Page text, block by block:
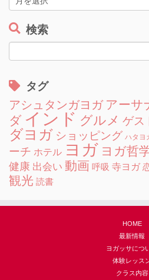
ー
カ
検索
索:
タグ
アシュタンガヨガ アーサ
ダ インド グルメ ゲス
ダヨガ ショッピング ハタヨ
ーチ ホテル ヨガ ヨガ哲
健康 出会い 動画 呼吸 寺ヨガ
観光 読書
HOME
最新情報
ヨガッサにつ
体験レッス
クラス内容